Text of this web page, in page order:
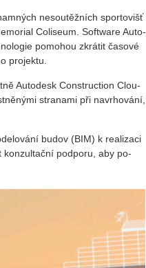
ne­sou­těž­ních spor­to­višť
Co­li­se­um. Soft­ware Au­to­
po­mo­hou zkrá­tit ča­so­vé
pro­jek­tu.
Au­to­de­sk Con­structi­on Clou­
stra­na­mi při na­vr­ho­vá­ní,
budov (BIM) k re­a­li­za­ci
kon­zul­tač­ní pod­po­ru, aby po­